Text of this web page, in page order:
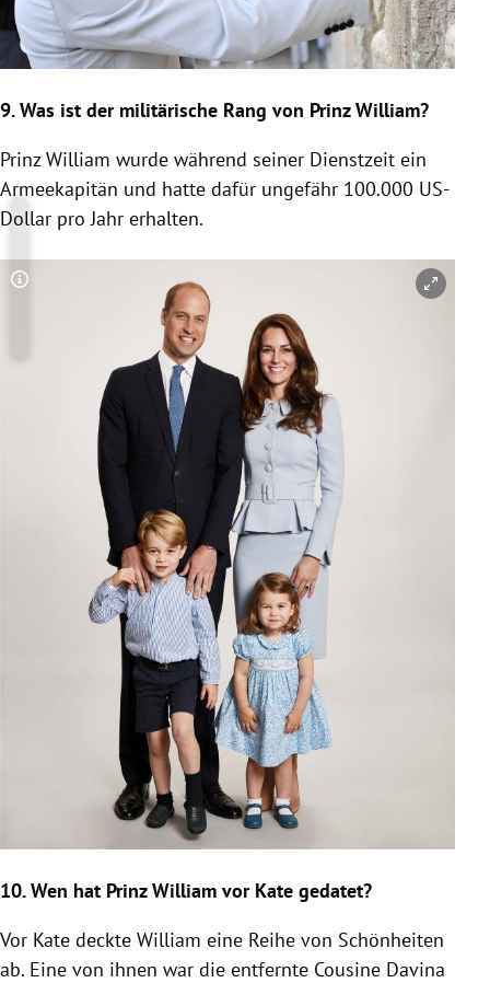
9. Was ist der militärische Rang von Prinz William?
Prinz William wurde während seiner Dienstzeit ein
Armeekapitän und hatte dafür ungefähr 100.000 US-
Dollar pro Jahr erhalten.
Copyright-Hinweis öffnen/schließen
10. Wen hat Prinz William vor Kate gedatet?
Vor Kate deckte William eine Reihe von Schönheiten
ab. Eine von ihnen war die entfernte Cousine Davina